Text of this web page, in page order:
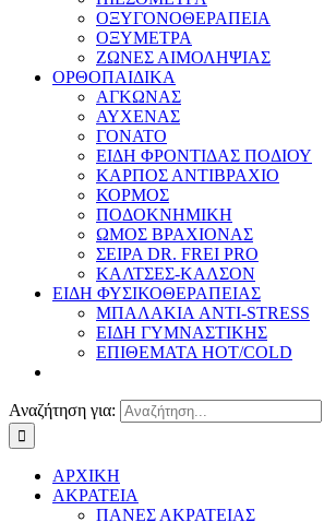
ΟΞΥΓΟΝΟΘΕΡΑΠΕΙΑ
ΟΞΥΜΕΤΡΑ
ΖΩΝΕΣ ΑΙΜΟΛΗΨΙΑΣ
ΟΡΘΟΠΑΙΔΙΚΑ
ΑΓΚΩΝΑΣ
ΑΥΧΕΝΑΣ
ΓΟΝΑΤΟ
ΕΙΔΗ ΦΡΟΝΤΙΔΑΣ ΠΟΔΙΟΥ
ΚΑΡΠΟΣ ΑΝΤΙΒΡΑΧΙΟ
ΚΟΡΜΟΣ
ΠΟΔΟΚΝΗΜΙΚΗ
ΩΜΟΣ ΒΡΑΧΙΟΝΑΣ
ΣΕΙΡΑ DR. FREI PRO
ΚΑΛΤΣΕΣ-ΚΑΛΣΟΝ
ΕΙΔΗ ΦΥΣΙΚΟΘΕΡΑΠΕΙΑΣ
ΜΠΑΛΑΚΙΑ ANTI-STRESS
ΕΙΔΗ ΓΥΜΝΑΣΤΙΚΗΣ
ΕΠΙΘΕΜΑΤΑ HOT/COLD
Αναζήτηση για:
ΑΡΧΙΚΗ
ΑΚΡΑΤΕΙΑ
ΠΑΝΕΣ ΑΚΡΑΤΕΙΑΣ